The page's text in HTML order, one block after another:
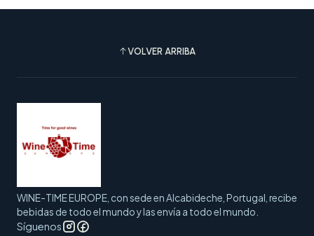
VOLVER ARRIBA
WINE-TIME EUROPE, con sede en Alcabideche, Portugal, recibe
bebidas de todo el mundo y las envía a todo el mundo.
Síguenos